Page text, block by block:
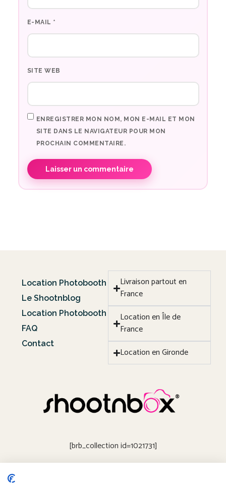
E-MAIL *
SITE WEB
ENREGISTRER MON NOM, MON E-MAIL ET MON
SITE DANS LE NAVIGATEUR POUR MON
PROCHAIN COMMENTAIRE.
Location Photobooth
Le Shootnblog
Location Photobooth
FAQ
Contact
Livraison partout en
France
Location en Île de
France
Location en Gironde
[brb_collection id=1021731]